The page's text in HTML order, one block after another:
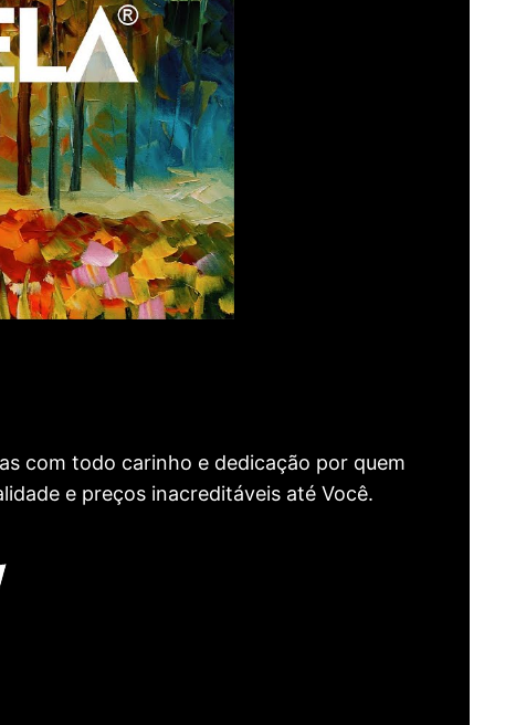
com todo carinho e dedicação por quem
e preços inacreditáveis até Você.